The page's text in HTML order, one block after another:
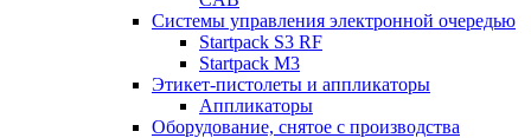
Системы управления электронной очередью
Startpack S3 RF
Startpack M3
Этикет-пистолеты и аппликаторы
Аппликаторы
Оборудование, снятое с производства